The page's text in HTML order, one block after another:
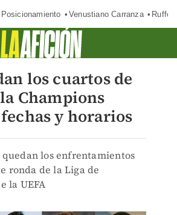
Posicionamiento Venustiano Carranza Ruffo
los cuartos de
Champions
y horarios
quedan los enfrentamientos
ronda de la Liga de
la UEFA